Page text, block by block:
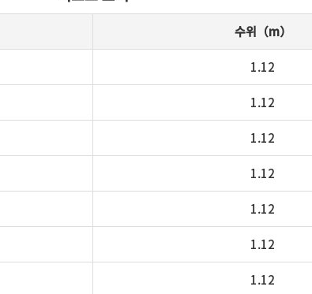
수위（m）
1.12
1.12
1.12
1.12
1.12
1.12
1.12